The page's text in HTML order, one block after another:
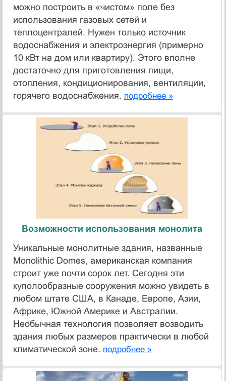
можно построить в «чистом» поле без
использования газовых сетей и
теплоцентралей. Нужен только источник
водоснабжения и электроэнергия (примерно
10 кВт на дом или квартиру). Этого вполне
достаточно для приготовления пищи,
отопления, кондиционирования, вентиляции,
горячего водоснабжения. подробнее »
Возможности использования монолита
Уникальные монолитные здания, названные
Monolithic Domes, американская компания
строит уже почти сорок лет. Сегодня эти
куполообразные сооружения можно увидеть в
любом штате США, в Канаде, Европе, Азии,
Африке, Южной Америке и Австралии.
Необычная технология позволяет возводить
здания любых размеров практически в любой
климатической зоне. подробнее »